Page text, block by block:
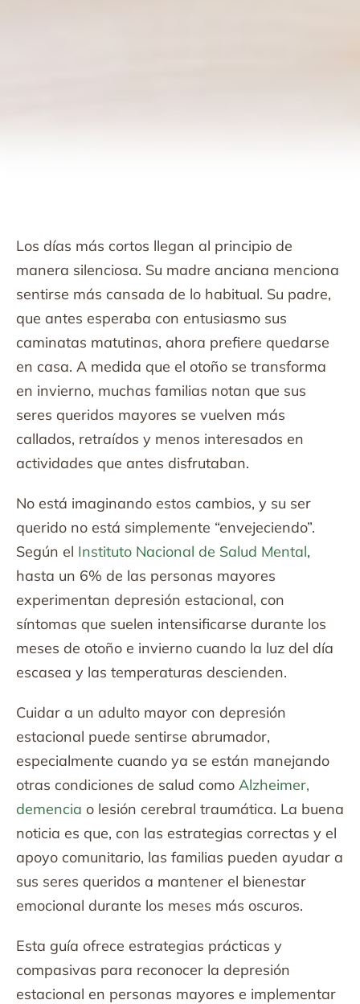
Los días más cortos llegan al principio de
manera silenciosa. Su madre anciana menciona
sentirse más cansada de lo habitual. Su padre,
que antes esperaba con entusiasmo sus
caminatas matutinas, ahora prefiere quedarse
en casa. A medida que el otoño se transforma
en invierno, muchas familias notan que sus
seres queridos mayores se vuelven más
callados, retraídos y menos interesados en
actividades que antes disfrutaban.
No está imaginando estos cambios, y su ser
querido no está simplemente “envejeciendo”.
Según el Instituto Nacional de Salud Mental,
hasta un 6% de las personas mayores
experimentan depresión estacional, con
síntomas que suelen intensificarse durante los
meses de otoño e invierno cuando la luz del día
escasea y las temperaturas descienden.
Cuidar a un adulto mayor con depresión
estacional puede sentirse abrumador,
especialmente cuando ya se están manejando
otras condiciones de salud como Alzheimer,
demencia o lesión cerebral traumática. La buena
noticia es que, con las estrategias correctas y el
apoyo comunitario, las familias pueden ayudar a
sus seres queridos a mantener el bienestar
emocional durante los meses más oscuros.
Esta guía ofrece estrategias prácticas y
compasivas para reconocer la depresión
estacional en personas mayores e implementar